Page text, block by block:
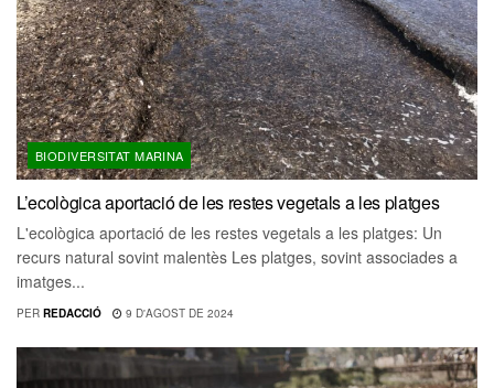
BIODIVERSITAT MARINA
L’ecològica aportació de les restes vegetals a les platges
L'ecològica aportació de les restes vegetals a les platges: Un
recurs natural sovint malentès Les platges, sovint associades a
imatges...
PER REDACCIÓ 9 D'AGOST DE 2024